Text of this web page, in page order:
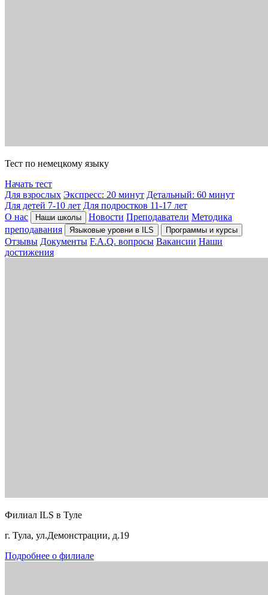
Тест по немецкому языку
Начать тест
Для взрослых Экспресс: 20 минут Детальный: 60 минут
Для детей 7-10 лет Для подростков 11-17 лет
О нас
Наши школы Новости Преподаватели Методика
преподавания
Языковые уровни в ILS Программы и курсы
Отзывы Документы F.A.Q. вопросы Вакансии Наши
достижения
Филиал ILS в Туле
г. Тула, ул.Демонстрации, д.19
Подробнее о филиале